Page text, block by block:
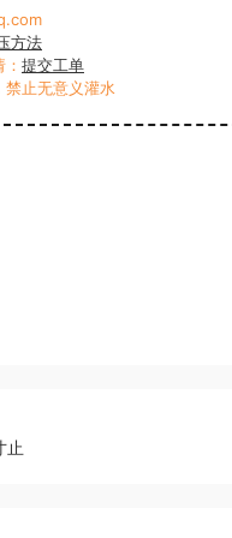
方法
提交工单
止无意义灌水
止